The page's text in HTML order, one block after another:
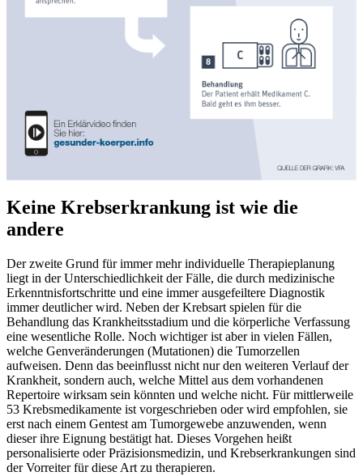
Keine Krebserkrankung ist wie die
andere
Der zweite Grund für immer mehr individuelle Therapieplanung
liegt in der Unterschiedlichkeit der Fälle, die durch medizinische
Erkenntnisfortschritte und eine immer ausgefeiltere Diagnostik
immer deutlicher wird. Neben der Krebsart spielen für die
Behandlung das Krankheitsstadium und die körperliche Verfassung
eine wesentliche Rolle. Noch wichtiger ist aber in vielen Fällen,
welche Genveränderungen (Mutationen) die Tumorzellen
aufweisen. Denn das beeinflusst nicht nur den weiteren Verlauf der
Krankheit, sondern auch, welche Mittel aus dem vorhandenen
Repertoire wirksam sein könnten und welche nicht. Für mittlerweile
53 Krebsmedikamente ist vorgeschrieben oder wird empfohlen, sie
erst nach einem Gentest am Tumorgewebe anzuwenden, wenn
dieser ihre Eignung bestätigt hat. Dieses Vorgehen heißt
personalisierte oder Präzisionsmedizin, und Krebserkrankungen sind
der Vorreiter für diese Art zu therapieren.